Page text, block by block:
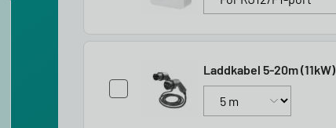
Laddkabel 5-20m (11kW)